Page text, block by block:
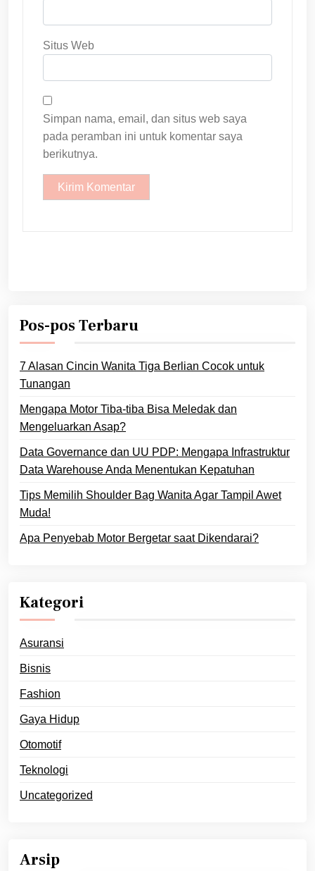
Situs Web
Simpan nama, email, dan situs web saya
pada peramban ini untuk komentar saya
berikutnya.
Pos-pos Terbaru
7 Alasan Cincin Wanita Tiga Berlian Cocok untuk
Tunangan
Mengapa Motor Tiba-tiba Bisa Meledak dan
Mengeluarkan Asap?
Data Governance dan UU PDP: Mengapa Infrastruktur
Data Warehouse Anda Menentukan Kepatuhan
Tips Memilih Shoulder Bag Wanita Agar Tampil Awet
Muda!
Apa Penyebab Motor Bergetar saat Dikendarai?
Kategori
Asuransi
Bisnis
Fashion
Gaya Hidup
Otomotif
Teknologi
Uncategorized
Arsip